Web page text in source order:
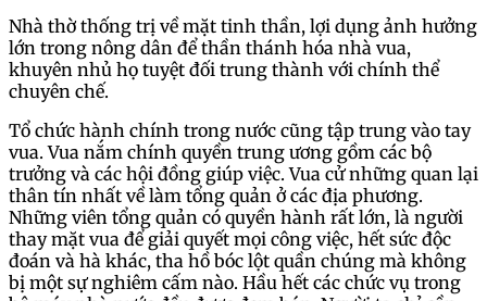
Nhà thờ thống trị về mặt tinh thần, lợi dụng ảnh hưởng
lớn trong nông dân để thần thánh hóa nhà vua,
khuyên nhủ họ tuyệt đối trung thành với chính thể
chuyên chế.
Tổ chức hành chính trong nước cũng tập trung vào tay
vua. Vua nắm chính quyền trung ương gồm các bộ
trưởng và các hội đồng giúp việc. Vua cử những quan lại
thân tín nhất về làm tổng quản ở các địa phương.
Những viên tổng quản có quyền hành rất lớn, là người
thay mặt vua để giải quyết mọi công việc, hết sức độc
đoán và hà khác, tha hồ bóc lột quần chúng mà không
bị một sự nghiêm cấm nào. Hầu hết các chức vụ trong